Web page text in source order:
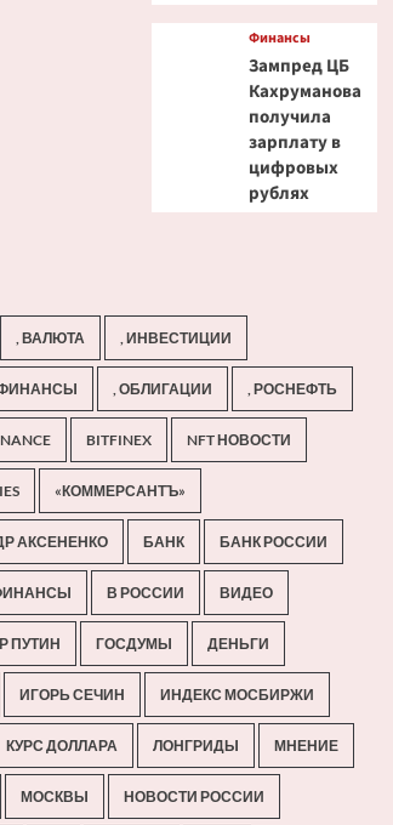
Финансы
Зампред ЦБ
Кахруманова
получила
зарплату в
цифровых
рублях
, ВАЛЮТА , ИНВЕСТИЦИИ
, ОБЛИГАЦИИ , РОСНЕФТЬ
BITFINEX NFT НОВОСТИ
«КОММЕРСАНТЪ»
АКСЕНЕНКО БАНК БАНК РОССИИ
В РОССИИ ВИДЕО
ПУТИН ГОСДУМЫ ДЕНЬГИ
ИГОРЬ СЕЧИН ИНДЕКС МОСБИРЖИ
КУРС ДОЛЛАРА ЛОНГРИДЫ МНЕНИЕ
МОСКВЫ НОВОСТИ РОССИИ